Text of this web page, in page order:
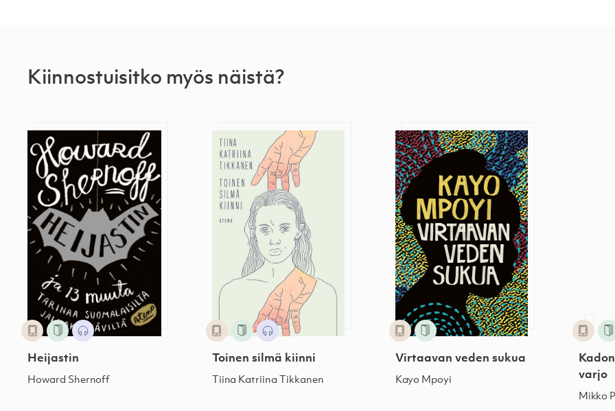
Kiinnostuisitko myös näistä?
Heijastin
Heijastin
Howard Shernoff
Toinen silmä kiinni
Toinen silmä kiinni
Tiina Katriina Tikkanen
Virtaavan veden sukua
Virtaavan veden sukua
Kayo Mpoyi
varjo
Mikko